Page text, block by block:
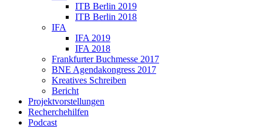
ITB Berlin 2019
ITB Berlin 2018
IFA
IFA 2019
IFA 2018
Frankfurter Buchmesse 2017
BNE Agendakongress 2017
Kreatives Schreiben
Bericht
Projektvorstellungen
Recherchehilfen
Podcast